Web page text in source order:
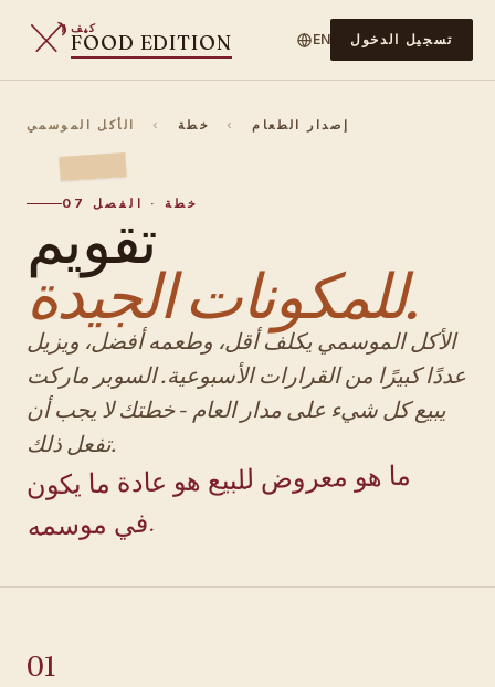
كيف
FOOD EDITION EN تسجيل الدخول
إصدار الطعام › خطة › الأكل الموسمي
خطة · الفصل 07
تقويم
للمكونات الجيدة.
الأكل الموسمي يكلف أقل، وطعمه أفضل، ويزيل
عددًا كبيرًا من القرارات الأسبوعية. السوبر ماركت
يبيع كل شيء على مدار العام - خطتك لا يجب أن
تفعل ذلك.
ما هو معروض للبيع هو عادة ما يكون
في موسمه
.
01